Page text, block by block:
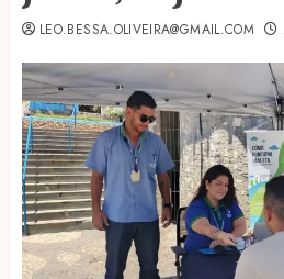
LEO.BESSA.OLIVEIRA@GMAIL.COM